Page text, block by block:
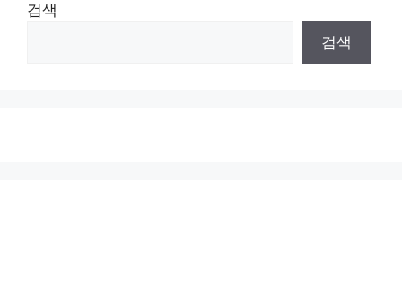
검색
검색